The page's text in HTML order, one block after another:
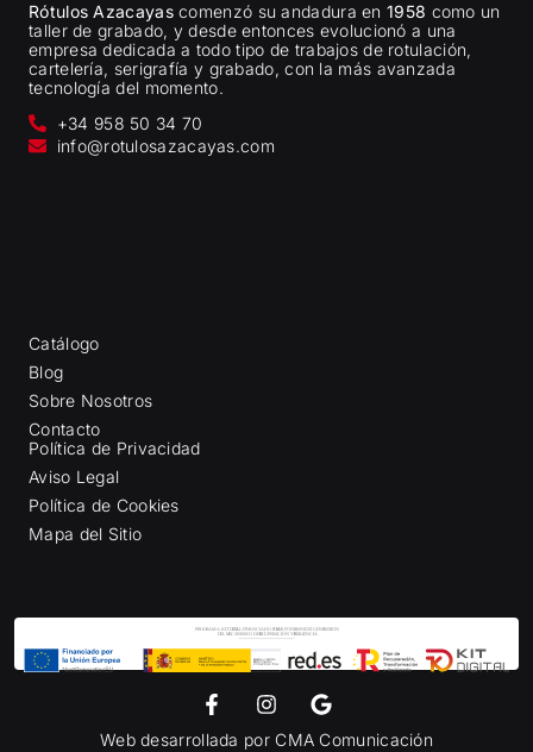
Rótulos Azacayascomenzó su andadura en1958 como un
taller de grabado, y desde entonces evolucionó a una
empresa dedicada a todo tipo de trabajos de rotulación,
cartelería, serigrafía y grabado, con la más avanzada
tecnología del momento.
+34 958 50 34 70
info@rotulosazacayas.com
Catálogo
Blog
Sobre Nosotros
Contacto
Política de Privacidad
Aviso Legal
Política de Cookies
Mapa del Sitio
Web desarrollada por CMA Comunicación